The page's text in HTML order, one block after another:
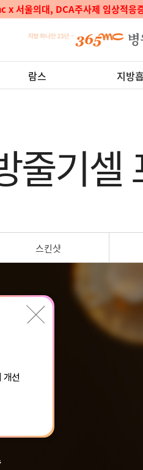
방줄기세포센터 보건복지부 지정 '
람스 지방
줄기셀
스킨샷
개선